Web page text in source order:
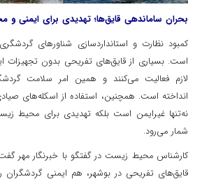
بحران ساماندهی قایق‌ها؛ تهدیدی برای ایمنی
کمبود نظارت و استانداردسازی شناورهای
است. بسیاری از قایق‌های تفریحی بدون تجهیزات
لازم فعالیت می‌کنند و همین امر سلامت
انداخته است. همچنین، استفاده از اسکله‌های
نه‌تنها غیرایمن است بلکه تهدیدی برای محیط
شمار می‌رود.
کارشناس محیط زیست در گفتگو با خبرنگار مهر
قایق‌های تفریحی در بوشهر، هم ایمنی گردشگران